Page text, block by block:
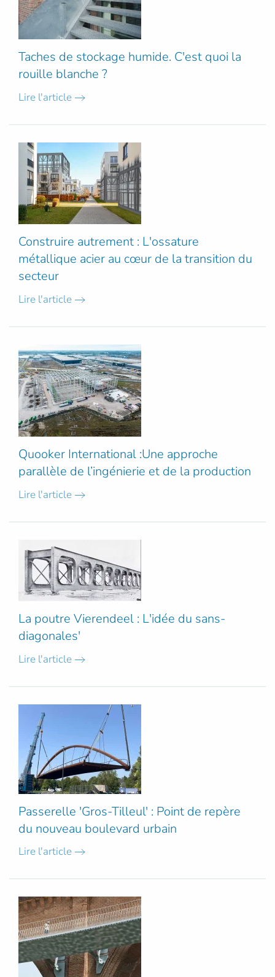
Taches de stockage humide. C'est quoi la
rouille blanche ?
Lire l'article
Construire autrement : L'ossature
métallique acier au cœur de la transition du
secteur
Lire l'article
Quooker International :Une approche
parallèle de l’ingénierie et de la production
Lire l'article
La poutre Vierendeel : L'idée du sans-
diagonales'
Lire l'article
Passerelle 'Gros-Tilleul' : Point de repère
du nouveau boulevard urbain
Lire l'article